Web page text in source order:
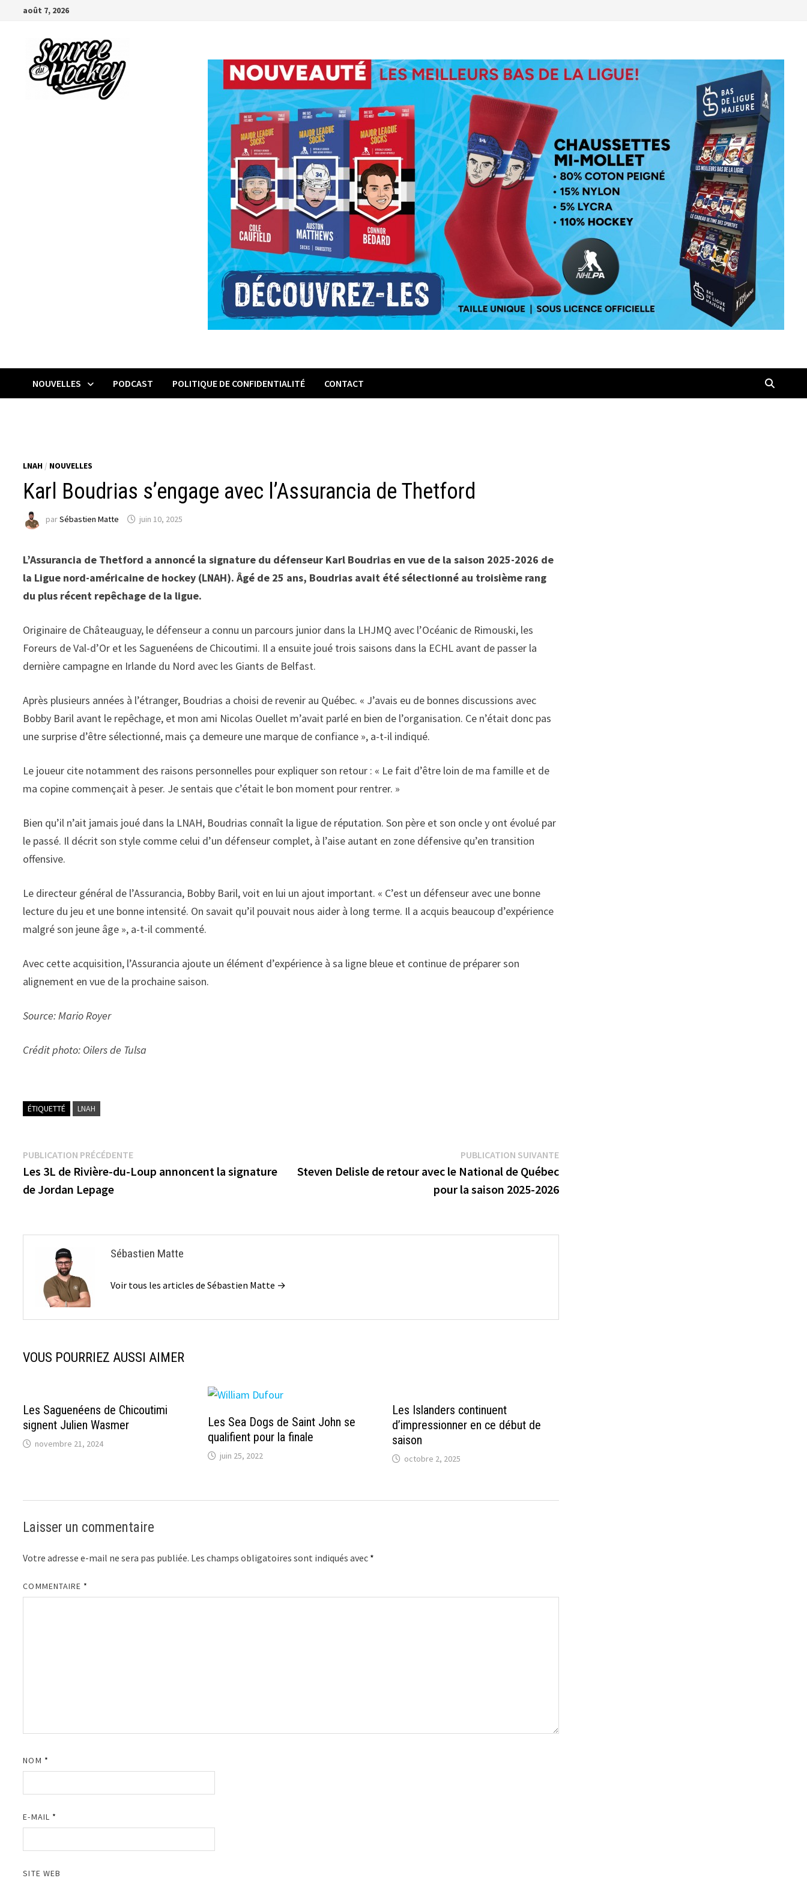
Passeraoût 7, 2026
NOUVELLES PODCAST POLITIQUE DE CONFIDENTIALITÉ CONTACT
LNAH / NOUVELLES
Karl Boudrias s’engage avec l’Assurancia de Thetford
parSébastien Matte juin 10, 2025
L’Assurancia de Thetford a annoncé la signature du défenseur Karl Boudrias en vue de la saison 2025-2026 de
la Ligue nord-américaine de hockey (LNAH). Âgé de 25 ans, Boudrias avait été sélectionné au troisième rang
du plus récent repêchage de la ligue.
Originaire de Châteauguay, le défenseur a connu un parcours junior dans la LHJMQ avec l’Océanic de Rimouski, les
Foreurs de Val-d’Or et les Saguenéens de Chicoutimi. Il a ensuite joué trois saisons dans la ECHL avant de passer la
dernière campagne en Irlande du Nord avec les Giants de Belfast.
Après plusieurs années à l’étranger, Boudrias a choisi de revenir au Québec. « J’avais eu de bonnes discussions avec
Bobby Baril avant le repêchage, et mon ami Nicolas Ouellet m’avait parlé en bien de l’organisation. Ce n’était donc pas
une surprise d’être sélectionné, mais ça demeure une marque de confiance », a-t-il indiqué.
Le joueur cite notamment des raisons personnelles pour expliquer son retour : « Le fait d’être loin de ma famille et de
ma copine commençait à peser. Je sentais que c’était le bon moment pour rentrer. »
Bien qu’il n’ait jamais joué dans la LNAH, Boudrias connaît la ligue de réputation. Son père et son oncle y ont évolué par
le passé. Il décrit son style comme celui d’un défenseur complet, à l’aise autant en zone défensive qu’en transition
offensive.
Le directeur général de l’Assurancia, Bobby Baril, voit en lui un ajout important. « C’est un défenseur avec une bonne
lecture du jeu et une bonne intensité. On savait qu’il pouvait nous aider à long terme. Il a acquis beaucoup d’expérience
malgré son jeune âge », a-t-il commenté.
Avec cette acquisition, l’Assurancia ajoute un élément d’expérience à sa ligne bleue et continue de préparer son
alignement en vue de la prochaine saison.
Source: Mario Royer
Crédit photo: Oilers de Tulsa
ÉTIQUETTÉ LNAH
Navigation
de
PUBLICATION PRÉCÉDENTEPublication
précédente :
Les 3L de Rivière-du-Loup annoncent la signature
de Jordan Lepage
PUBLICATION SUIVANTEPublication
suivante :
Steven Delisle de retour avec le National de Québec
pour la saison 2025-2026
Sébastien Matte
Voir tous les articles de Sébastien Matte →
VOUS POURRIEZ AUSSI AIMER
Les Saguenéens de Chicoutimi
signent Julien Wasmer
novembre 21, 2024
Les Sea Dogs de Saint John se
qualifient pour la finale
juin 25, 2022
Les Islanders continuent
d’impressionner en ce début de
saison
octobre 2, 2025
Laisser un commentaire
Votre adresse e-mail ne sera pas publiée. Les champs obligatoires sont indiqués avec *
COMMENTAIRE *
NOM *
E-MAIL *
SITE WEB